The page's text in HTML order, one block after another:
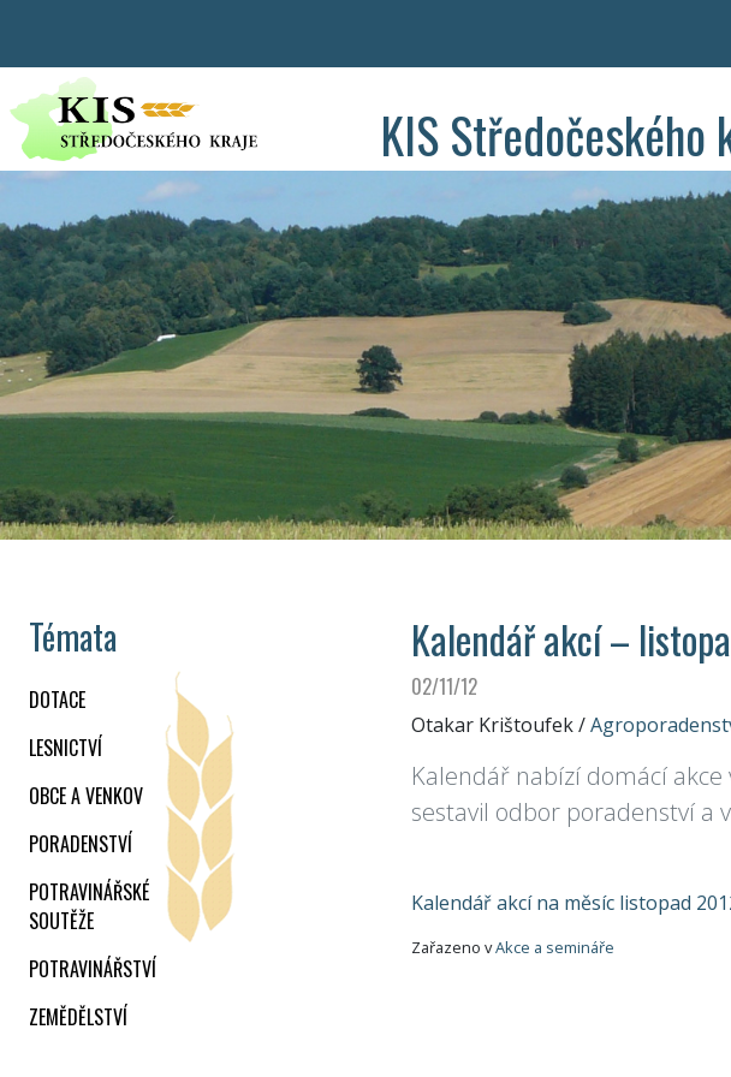
KIS Středočeského
Témata
DOTACE
LESNICTVÍ
OBCE A VENKOV
PORADENSTVÍ
POTRAVINÁŘSKÉ
SOUTĚŽE
POTRAVINÁŘSTVÍ
ZEMĚDĚLSTVÍ
Kalendář akcí –
02/11/12
Otakar Krištoufek/
Kalendář nabízí domácí
sestavil odbor poradenství a
Kalendář akcí na měsíc listopad
Zařazeno vAkce a semináře